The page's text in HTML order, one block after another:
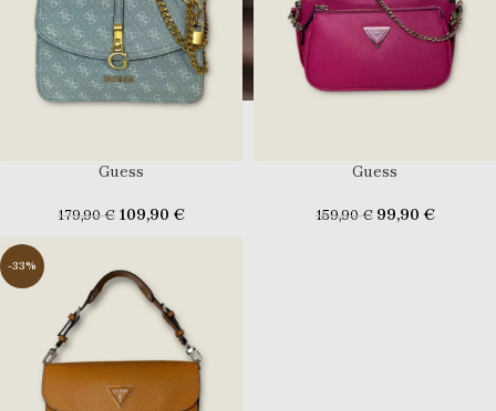
Guess
179,90€ 109,90 €
Guess
159,90€ 99,90 €
-33%